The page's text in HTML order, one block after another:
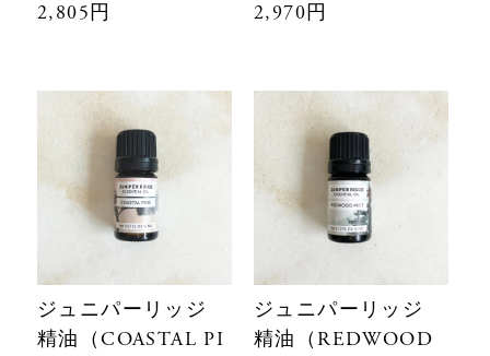
2,805円
2,970円
ジュニパーリッジ
精油（COASTAL PI
ジュニパーリッジ
精油（REDWOOD